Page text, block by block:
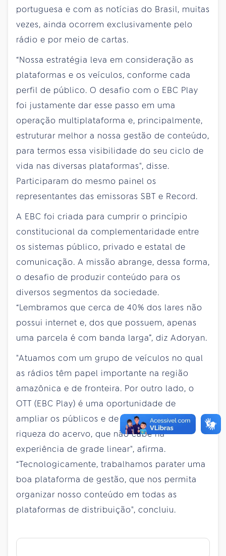
portuguesa e com as notícias do Brasil, muitas
vezes, ainda ocorrem exclusivamente pelo
rádio e por meio de cartas.
“Nossa estratégia leva em consideração as
plataformas e os veículos, conforme cada
perfil de público. O desafio com o EBC Play
foi justamente dar esse passo em uma
operação multiplataforma e, principalmente,
estruturar melhor a nossa gestão de conteúdo,
para termos essa visibilidade do seu ciclo de
vida nas diversas plataformas", disse.
Participaram do mesmo painel os
representantes das emissoras SBT e Record.
A EBC foi criada para cumprir o princípio
constitucional da complementaridade entre
os sistemas público, privado e estatal de
comunicação. A missão abrange, dessa forma,
o desafio de produzir conteúdo para os
diversos segmentos da sociedade.
“Lembramos que cerca de 40% dos lares não
possui internet e, dos que possuem, apenas
uma parcela é com banda larga”, diz Adoryan.
"Atuamos com um grupo de veículos no qual
as rádios têm papel importante na região
amazônica e de fronteira. Por outro lado, o
OTT (EBC Play) é uma oportunidade de
ampliar os públicos e de disponibilizar a
riqueza do acervo, que não cabe na
experiência de grade linear", afirma.
“Tecnologicamente, trabalhamos parater uma
boa plataforma de gestão, que nos permita
organizar nosso conteúdo em todas as
plataformas de distribuição", concluiu.